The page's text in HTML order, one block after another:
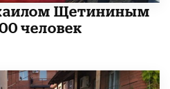
Щетининым
человек